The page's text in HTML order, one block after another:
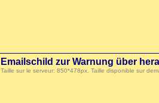
Emailschild zur Warnung über
Taille sur le serveur: 850*478px. Taille disponible sur